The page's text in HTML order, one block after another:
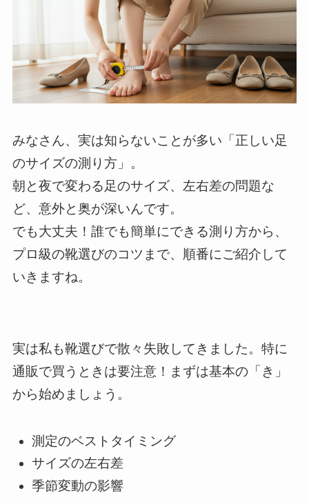
みなさん、実は知らないことが多い「正しい足
のサイズの測り方」。
朝と夜で変わる足のサイズ、左右差の問題な
ど、意外と奥が深いんです。
でも大丈夫！誰でも簡単にできる測り方から、
プロ級の靴選びのコツまで、順番にご紹介して
いきますね。
実は私も靴選びで散々失敗してきました。特に
通販で買うときは要注意！まずは基本の「き」
から始めましょう。
測定のベストタイミング
サイズの左右差
季節変動の影響